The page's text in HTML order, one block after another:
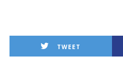
TWEET